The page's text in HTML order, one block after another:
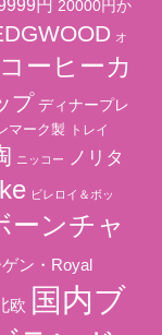
円 20000円か
オ
コーヒーカ
プ ディナープレ
マーク製 トレイ
ニッコー
ノリタ
ビレロイ＆ボッ
ーンチャ
ン・Royal
欧 国内ブ